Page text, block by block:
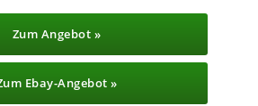
Zum Angebot »
Ebay-Angebot »